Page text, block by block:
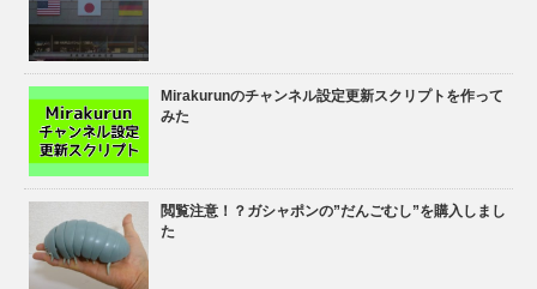
Mirakurunのチャンネル設定更新スクリプトを作って
みた
閲覧注意！？ガシャポンの”だんごむし”を購入しまし
た